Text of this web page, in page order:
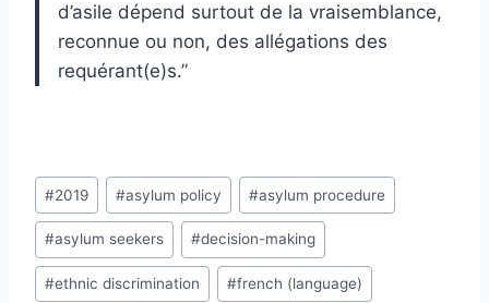
d’asile dépend surtout de la vraisemblance,
reconnue ou non, des allégations des
requérant(e)s.”
Post
Tags:
#2019 #asylum policy #asylum procedure
#asylum seekers #decision-making
#ethnic discrimination #french (language)